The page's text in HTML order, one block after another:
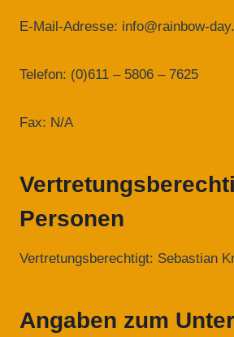
E-Mail-Adresse: info@rainbow-
Telefon: (0)611 – 5806 – 7625
Fax: N/A
Personen
Vertretungsberechtigt: Sebastian
Angaben zum